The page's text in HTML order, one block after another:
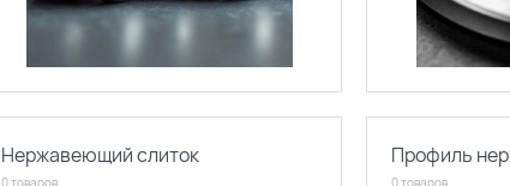
Нержавеющий слиток
0 товаров
Профиль
0 товаров